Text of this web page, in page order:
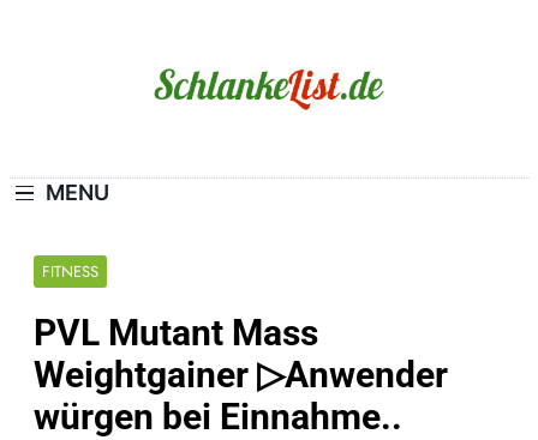
MENU
FITNESS
PVL Mutant Mass
Weightgainer ▷Anwender
würgen bei Einnahme..